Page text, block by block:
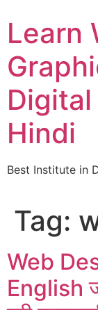
to
content
Learn
Hindi
Best Institute in
Tag:
Web
English